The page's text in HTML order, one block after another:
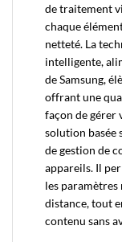
de traitement
chaque
netteté. La
intelligente,
de Samsung,
offrant une
façon de gérer
solution basée
de gestion de
appareils. Il
les
distance, tout
contenu sans